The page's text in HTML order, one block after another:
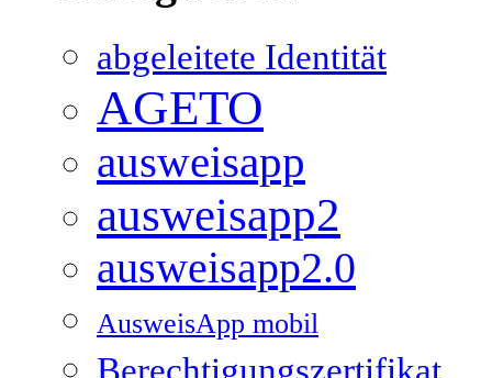
abgeleitete Identität
AGETO
ausweisapp
ausweisapp2
ausweisapp2.0
AusweisApp mobil
Berechtigungszertifikat